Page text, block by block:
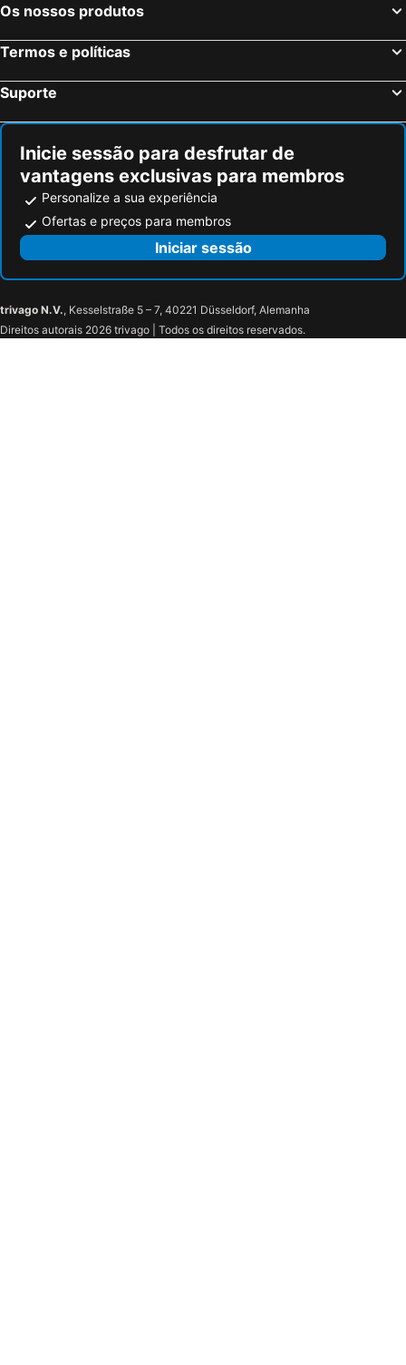
Os nossos produtos
Termos e políticas
Suporte
Inicie sessão para desfrutar de
vantagens exclusivas para membros
Personalize a sua experiência
Ofertas e preços para membros
Iniciar sessão
trivago N.V., Kesselstraße 5 – 7, 40221 Düsseldorf, Alemanha
Direitos autorais 2026 trivago | Todos os direitos reservados.